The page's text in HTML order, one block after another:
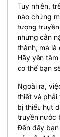
Tuy nhiên,
nào chứng
tượng
nhưng cân
thành, mà là
Hãy yên
cơ thể bạn
Ngoài ra,
thiết và phải
bị thiếu hụt
truyền nước
Đến đây bạn